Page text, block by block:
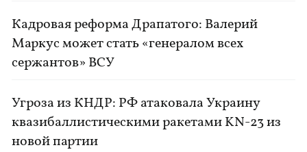
Кадровая реформа Драпатого: Валерий
Маркус может стать «генералом всех
сержантов» ВСУ
Угроза из КНДР: РФ атаковала Украину
квазибаллистическими ракетами KN-23 из
новой партии